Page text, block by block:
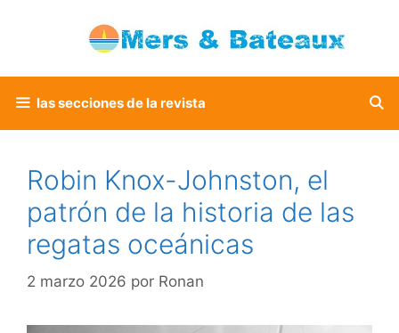
las secciones de la revista
Robin Knox-Johnston, el
patrón de la historia de las
regatas oceánicas
2 marzo 2026 por Ronan